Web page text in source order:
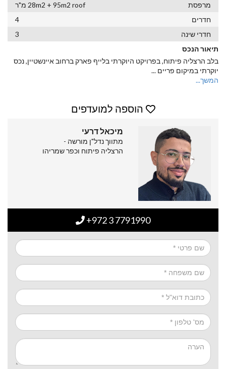
מרפסת
28m2 + 95m2 roof מ"ר
חדרים
4
חדרי שינה
3
תיאור הנכס
בלב הרצליה פיתוח, בפרויקט היוקרתי בלייף פארק ברחוב איינשטיין, נכס
יוקרתי במיקום פריים ...
המשך...
הוספה למועדפים
מיכאל דרעי
מתווך נדל"ן מורשה -
הרצליה פיתוח וכפר שמריהו
+972 3 7791990